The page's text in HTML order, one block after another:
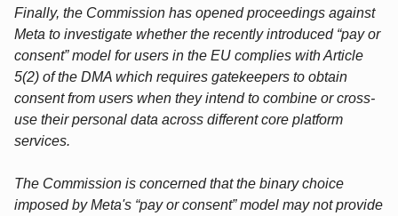
Finally, the Commission has opened proceedings against
Meta to investigate whether the recently introduced “pay or
consent” model for users in the EU complies with Article
5(2) of the DMA which requires gatekeepers to obtain
consent from users when they intend to combine or cross-
use their personal data across different core platform
services.
The Commission is concerned that the binary choice
imposed by Meta's “pay or consent” model may not provide